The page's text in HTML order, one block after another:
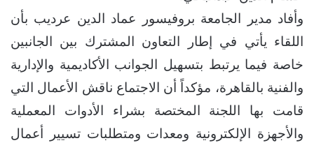
وأفاد مدير الجامعة بروفيسور عماد الدين عرديب بأن
اللقاء يأتي في إطار التعاون المشترك بين الجانبين
خاصة فيما يرتبط بتسهيل الجوانب الأكاديمية والإدارية
والفنية بالقاهرة، مؤكداً أن الاجتماع ناقش الأعمال التي
قامت بها اللجنة المختصة بشراء الأدوات المعملية
والأجهزة الإلكترونية ومعدات ومتطلبات تسيير أعمال